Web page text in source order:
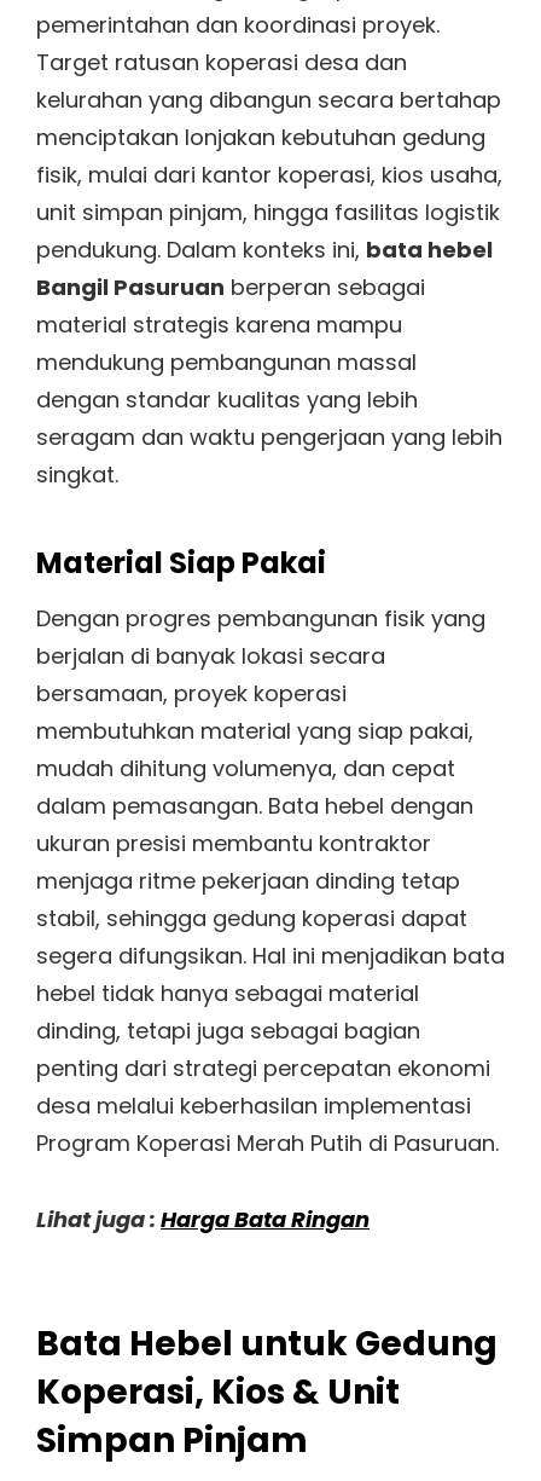
pemerintahan dan koordinasi proyek.
Target ratusan koperasi desa dan
kelurahan yang dibangun secara bertahap
menciptakan lonjakan kebutuhan gedung
fisik, mulai dari kantor koperasi, kios usaha,
unit simpan pinjam, hingga fasilitas logistik
pendukung. Dalam konteks ini, bata hebel
Bangil Pasuruan berperan sebagai
material strategis karena mampu
mendukung pembangunan massal
dengan standar kualitas yang lebih
seragam dan waktu pengerjaan yang lebih
singkat.
Material Siap Pakai
Dengan progres pembangunan fisik yang
berjalan di banyak lokasi secara
bersamaan, proyek koperasi
membutuhkan material yang siap pakai,
mudah dihitung volumenya, dan cepat
dalam pemasangan. Bata hebel dengan
ukuran presisi membantu kontraktor
menjaga ritme pekerjaan dinding tetap
stabil, sehingga gedung koperasi dapat
segera difungsikan. Hal ini menjadikan bata
hebel tidak hanya sebagai material
dinding, tetapi juga sebagai bagian
penting dari strategi percepatan ekonomi
desa melalui keberhasilan implementasi
Program Koperasi Merah Putih di Pasuruan.
Lihat juga : Harga Bata Ringan
Bata Hebel untuk Gedung
Koperasi, Kios & Unit
Simpan Pinjam